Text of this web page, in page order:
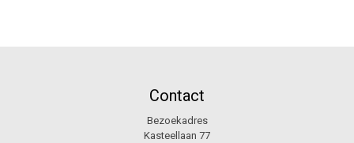
Contact
Bezoekadres
Kasteellaan 77